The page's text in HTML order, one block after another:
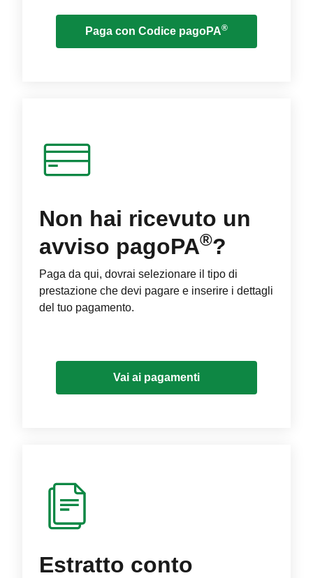
Paga con Codice pagoPA®
Non hai ricevuto un
avviso pagoPA®?
Paga da qui, dovrai selezionare il tipo di
prestazione che devi pagare e inserire i dettagli
del tuo pagamento.
Vai ai pagamenti
Estratto conto